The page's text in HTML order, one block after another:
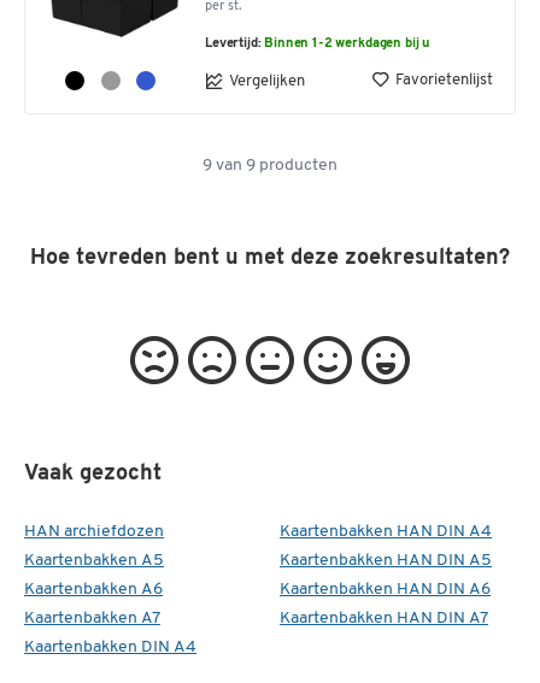
per st.
Levertijd: Binnen 1-2 werkdagen bij u
Vergelijken Favorietenlijst
9 van 9 producten
Hoe tevreden bent u met deze zoekresultaten?
Vaak gezocht
HAN archiefdozen
Kaartenbakken A5
Kaartenbakken A6
Kaartenbakken A7
Kaartenbakken DIN A4
Kaartenbakken HAN DIN A4
Kaartenbakken HAN DIN A5
Kaartenbakken HAN DIN A6
Kaartenbakken HAN DIN A7